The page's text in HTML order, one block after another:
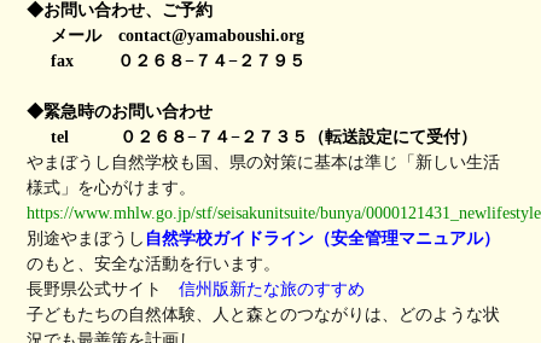
◆お問い合わせ、ご予約
メール contact@yamaboushi.org
fax ０２６８−７４−２７９５
◆緊急時のお問い合わせ
tel ０２６８−７４−２７３５（転送設定にて受付）
やまぼうし自然学校も国、県の対策に基本は準じ「新しい生活
様式」を心がけます。
https://www.mhlw.go.jp/stf/seisakunitsuite/bunya/
別途やまぼうし 自然学校ガイドライン（安全管理マニュアル）
のもと、安全な活動を行います。
長野県公式サイト 信州版新たな旅のすすめ
子どもたちの自然体験、人と森とのつながりは、どのような状